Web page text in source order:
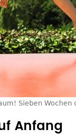
Sieben Wochen
Anfang